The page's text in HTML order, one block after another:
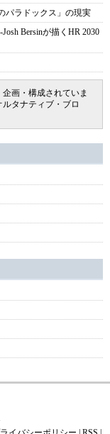
パラドックス」の現実
Bersinが描くHR 2030
画・構成されていま
タナティブ・ブロ